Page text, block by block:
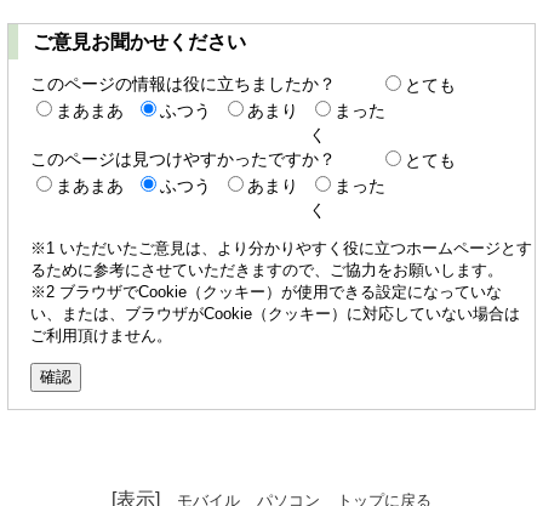
ご意見お聞かせください
このページの情報は役に立ちましたか？
とても
まあまあ
ふつう あまり
まった
く
このページは見つけやすかったですか？
とても
まあまあ
ふつう あまり
まった
く
※1 いただいたご意見は、より分かりやすく役に立つホームページとす
るために参考にさせていただきますので、ご協力をお願いします。
※2 ブラウザでCookie（クッキー）が使用できる設定になっていな
い、または、ブラウザがCookie（クッキー）に対応していない場合は
ご利用頂けません。
[表示] モバイル パソコン トップに戻る